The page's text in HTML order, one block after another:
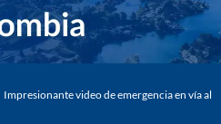
Impresionante video de emergencia en vía al